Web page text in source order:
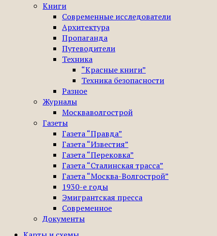
Книги
Современные исследователи
Архитектура
Пропаганда
Путеводители
Техника
“Красные книги”
Техника безопасности
Разное
Журналы
Москваволгострой
Газеты
Газета “Правда”
Газета “Известия”
Газета “Перековка”
Газета “Сталинская трасса”
Газета “Москва-Волгострой”
1930-е годы
Эмигрантская пресса
Современное
Документы